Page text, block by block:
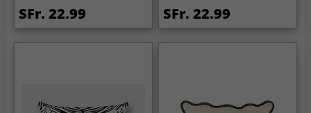
SFr. 22.99 SFr. 22.99